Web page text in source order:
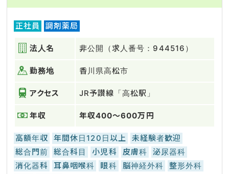
正社員 調剤薬局
法人名 非公開（求人番号：944516）
勤務地 香川県高松市
アクセス JR予讃線「高松駅」
年収 年収400～600万円
高額年収 年間休日120日以上
未経験者歓迎
総合門前
総合科目 小児科 皮膚科
泌尿器科
消化器科
耳鼻咽喉科 眼科 脳神経外科
整形外科